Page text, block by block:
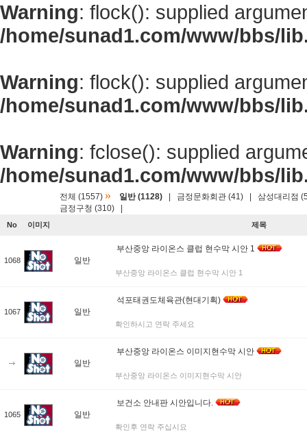
Warning: flock(): supplied
/home/sunad1.com/www/bbs/
Warning: flock(): supplied
/home/sunad1.com/www/bbs/
Warning: fclose(): supplied
/home/sunad1.com/www/bbs/
전체 (1557) » 일반 (1128) 금정문화회관 (41)
삼성대리점
금정구청 (310)
No 이미지 제목
1068 일반
부산중앙 라이온스 클럽 현수막 시안 1
부산중앙 라이온스 클럽 현수막 시안 1
1067 일반
석포태권도체육관(현대기획)
확인하시고 연락 주세요
일반
부산중앙 라이온스 이미지현수막 시안
부산중앙 라이온스 이미지현수막 시안
1065 일반
보건소 안내판 시안입니다.
확인후 연락 주십시요